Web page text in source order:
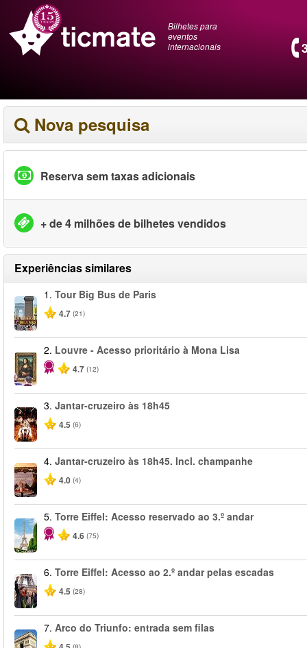
Bilhetes para
eventos
internacionais
Nova pesquisa
Reserva sem taxas adicionais
+ de 4 milhões de bilhetes vendidos
Experiências similares
1. Tour Big Bus de Paris
4.7 (21)
2. Louvre - Acesso prioritário à Mona Lisa
4.7 (12)
3. Jantar-cruzeiro às 18h45
4.5 (6)
4. Jantar-cruzeiro às 18h45. Incl. champanhe
4.0 (4)
5. Torre Eiffel: Acesso reservado ao 3.º andar
4.6 (75)
6. Torre Eiffel: Acesso ao 2.º andar pelas escadas
4.5 (28)
7. Arco do Triunfo: entrada sem filas